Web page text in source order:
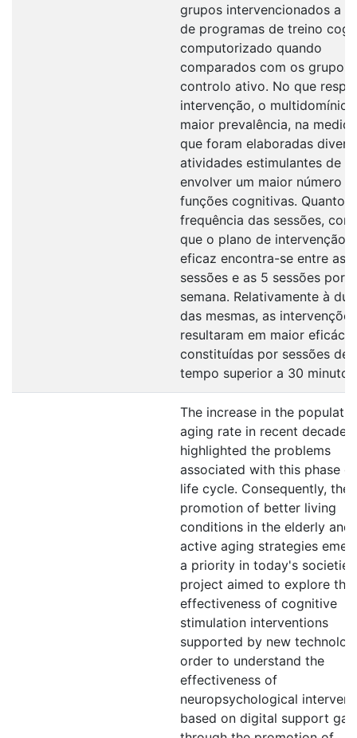
grupos intervencionados a
de programas de treino
computorizado quando
comparados com os grupos
controlo ativo. No que
intervenção, o multidomínio
maior prevalência, na
que foram elaboradas
atividades estimulantes de
envolver um maior número
funções cognitivas. Quanto à
frequência das sessões,
que o plano de intervenção
eficaz encontra-se entre as 3
sessões e as 5 sessões por
semana. Relativamente à
das mesmas, as
resultaram em maior
constituídas por sessões de
tempo superior a 30
The increase in the
aging rate in recent decades
highlighted the problems
associated with this phase
life cycle. Consequently, the
promotion of better living
conditions in the elderly and
active aging strategies
a priority in today's
project aimed to explore the
effectiveness of cognitive
stimulation interventions
supported by new
order to understand the
effectiveness of
neuropsychological
based on digital support